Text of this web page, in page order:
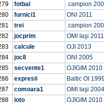
fotbal
.campion
furnici1
ONI 2011
trei
.campion
jocprim
OMI Iaşi 2011
calcule
OJI 2013
joc8
ONI 2005
secvente1
OJIGIM 2010
expresii
Baltic OI
comoara1
OMI Iaşi 2004
loto
OJIGIM 2010